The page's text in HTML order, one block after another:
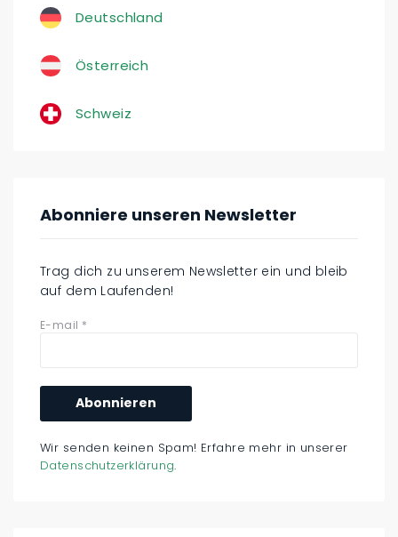
Deutschland
Österreich
Schweiz
Abonniere unseren Newsletter
Trag dich zu unserem Newsletter ein und bleib
auf dem Laufenden!
E-mail *
Wir senden keinen Spam! Erfahre mehr in unserer
Datenschutzerklärung.